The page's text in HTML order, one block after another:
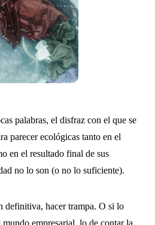
palabras, el disfraz con el que se
parecer ecológicas tanto en el
en el resultado final de sus
no lo son (o no lo suficiente).
definitiva, hacer trampa. O si lo
empresarial, lo de contar la